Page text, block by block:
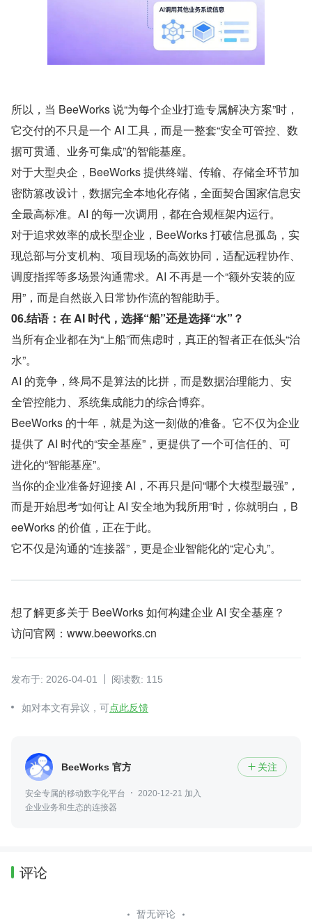
所以，当 BeeWorks 说“为每个企业打造专属解决方案”时，
它交付的不只是一个 AI 工具，而是一整套“安全可管控、数
据可贯通、业务可集成”的智能基座。
对于大型央企，BeeWorks 提供终端、传输、存储全环节加
密防篡改设计，数据完全本地化存储，全面契合国家信息安
全最高标准。AI 的每一次调用，都在合规框架内运行。
对于追求效率的成长型企业，BeeWorks 打破信息孤岛，实
现总部与分支机构、项目现场的高效协同，适配远程协作、
调度指挥等多场景沟通需求。AI 不再是一个“额外安装的应
用”，而是自然嵌入日常协作流的智能助手。
06.结语：在 AI 时代，选择“船”还是选择“水”？
当所有企业都在为“上船”而焦虑时，真正的智者正在低头“治
水”。
AI 的竞争，终局不是算法的比拼，而是数据治理能力、安
全管控能力、系统集成能力的综合博弈。
BeeWorks 的十年，就是为这一刻做的准备。它不仅为企业
提供了 AI 时代的“安全基座”，更提供了一个可信任的、可
进化的“智能基座”。
当你的企业准备好迎接 AI，不再只是问“哪个大模型最强”，
而是开始思考“如何让 AI 安全地为我所用”时，你就明白，B
eeWorks 的价值，正在于此。
它不仅是沟通的“连接器”，更是企业智能化的“定心丸”。
想了解更多关于 BeeWorks 如何构建企业 AI 安全基座？
访问官网：www.beeworks.cn
发布于: 2026-04-01 阅读数: 115
如对本文有异议，可点此反馈
BeeWorks 官方  关注
安全专属的移动数字化平台
2020-12-21 加入
企业业务和生态的连接器
评论
暂无评论